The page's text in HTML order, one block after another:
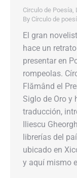
Circulo de Poesía,
By Círculo de
El gran
hace un
presentar en
rompeolas.
Flămând el
Siglo de Oro y
traducción,
Iliescu
librerías del
ubicado en
y aquí mismo